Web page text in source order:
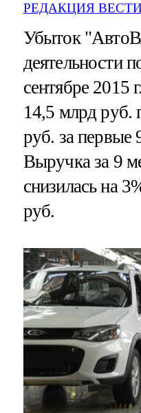
РЕДАКЦИЯ
Убыток
деятельности
сентябре 2015
14,5 млрд руб.
руб. за первые
Выручка за 9
снизилась на
руб.